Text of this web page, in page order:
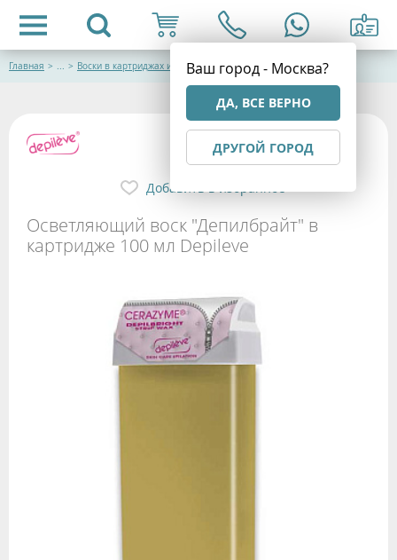
Ваш город - Москва?
ДА, ВСЕ ВЕРНО
ДРУГОЙ ГОРОД
Главная > ... > Воски в картриджах и банках
Осветляющий воск "Депилбрайт" в
картридже 100 мл Depileve
Добавить в избранное